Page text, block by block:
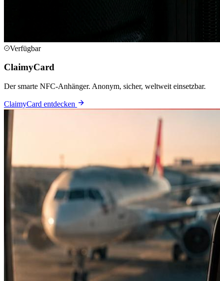
Verfügbar
ClaimyCard
Der smarte NFC-Anhänger. Anonym, sicher, weltweit einsetzbar.
ClaimyCard entdecken